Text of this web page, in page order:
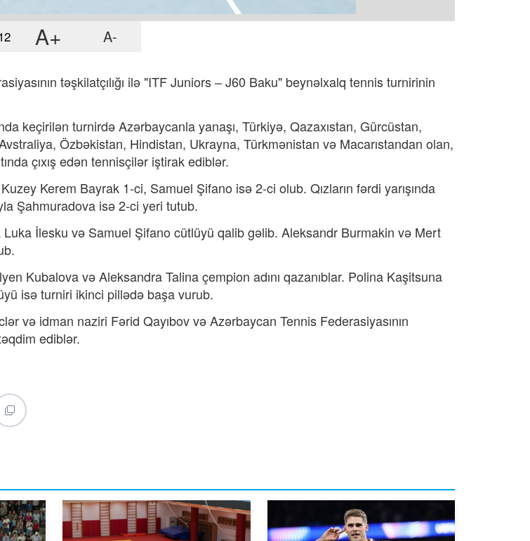
A+ A-
təşkilatçılığı ilə "ITF Juniors – J60 Baku" beynəlxalq tennis turnirinin
keçirilən turnirdə Azərbaycanla yanaşı, Türkiyə, Qazaxıstan, Gürcüstan,
Özbəkistan, Hindistan, Ukrayna, Türkmənistan və Macarıstandan olan,
çıxış edən tennisçilər iştirak ediblər.
Kerem Bayrak 1-ci, Samuel Şifano isə 2-ci olub. Qızların fərdi yarışında
Şahmuradova isə 2-ci yeri tutub.
Luka İlesku və Samuel Şifano cütlüyü qalib gəlib. Aleksandr Burmakin və Mert
Kubalova və Aleksandra Talina çempion adını qazanıblar. Polina Kaşitsuna
isə turniri ikinci pillədə başa vurub.
və idman naziri Fərid Qayıbov və Azərbaycan Tennis Federasiyasının
ediblər.